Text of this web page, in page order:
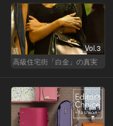
Vol.3
高級住宅街「白金」の真実